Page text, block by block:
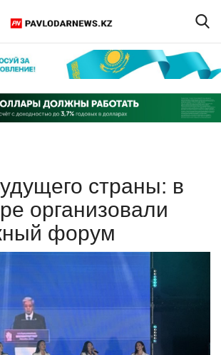
Регистрация
страны: в
организовали
форум